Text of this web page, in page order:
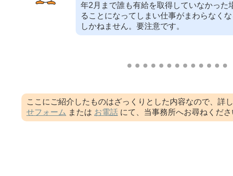
年2月まで誰も有給を取得していなかった
ることになってしまい仕事がまわらなく
しかねません。要注意です。
ここにご紹介したものはざっくりとした内容なので、詳
せフォーム または お電話 にて、当事務所へお尋ねくださ